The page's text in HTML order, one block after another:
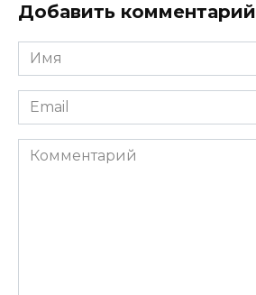
Добавить комментарий
Имя
*
Email
*
Комментарий